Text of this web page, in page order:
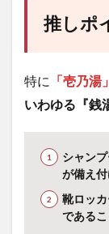
推しポ
特に 「壱乃湯」
いわゆる『銭
シャン
が備え
靴ロッ
であるこ